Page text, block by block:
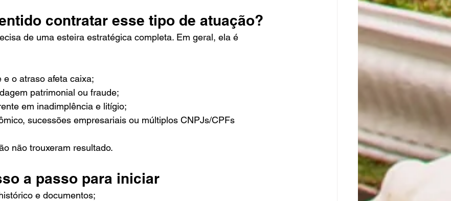
contratar esse tipo de atuação?
de uma esteira estratégica completa. Em geral, ela é
e o atraso afeta caixa;
patrimonial ou fraude;
em inadimplência e litígio;
sucessões empresariais ou múltiplos CNPJs/CPFs
não trouxeram resultado.
a passo para iniciar
e documentos;